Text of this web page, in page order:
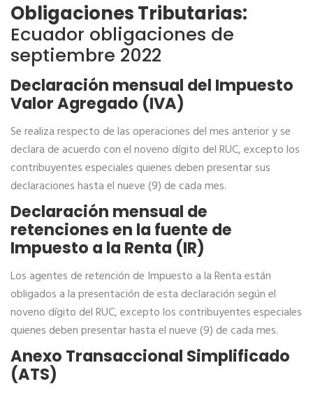
Obligaciones Tributarias:
Ecuador obligaciones de
septiembre 2022
Declaración mensual del Impuesto
Valor Agregado (IVA)
Se realiza respecto de las operaciones del mes anterior y se
declara de acuerdo con el noveno dígito del RUC, excepto los
contribuyentes especiales quienes deben presentar sus
declaraciones hasta el nueve (9) de cada mes.
Declaración mensual de
retenciones en la fuente de
Impuesto a la Renta (IR)
Los agentes de retención de Impuesto a la Renta están
obligados a la presentación de esta declaración según el
noveno dígito del RUC, excepto los contribuyentes especiales
quienes deben presentar hasta el nueve (9) de cada mes.
Anexo Transaccional Simplificado
(ATS)